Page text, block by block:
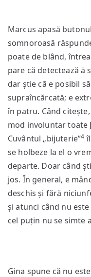
Marcus apasă
somnoroasă
poate de blând,
pare că detectează ă
dar știe că e posibil
supraîncărcată; e
în patru. Când
mod involuntar toate J
Cuvântul „bijuterie”4
se holbeze la el o
departe. Doar când
jos. În general, e
deschis și fără
și atunci când nu
cel puțin nu se simte
Gina spune că nu